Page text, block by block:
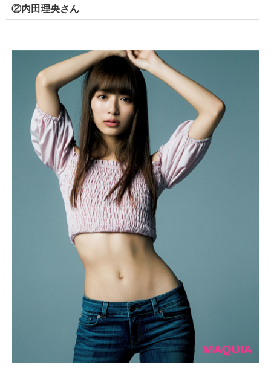
②内田理央さん